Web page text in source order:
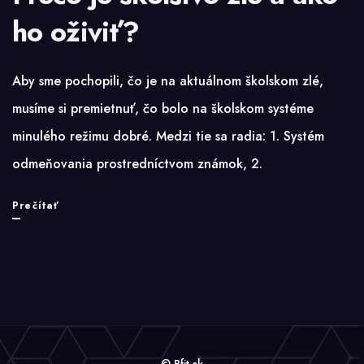
ho oživiť?
Aby sme pochopili, čo je na aktuálnom školskom zlé,
musíme si premietnuť, čo bolo na školskom systéme
minulého režimu dobré. Medzi tie sa radia: 1. Systém
odmeňovania prostredníctvom známok, 2.
PrečítaťPrečo
ako